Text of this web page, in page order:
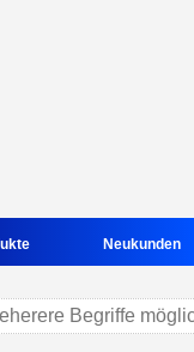
Neukunden